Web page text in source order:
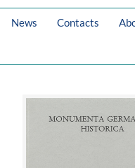
News Contacts